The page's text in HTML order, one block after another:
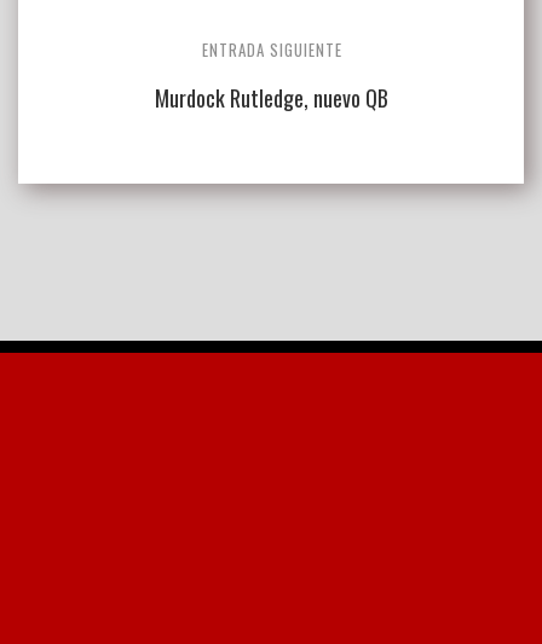
ENTRADA SIGUIENTE
Murdock Rutledge, nuevo QB